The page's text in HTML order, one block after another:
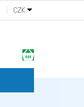
CZK
Nákupní
košík